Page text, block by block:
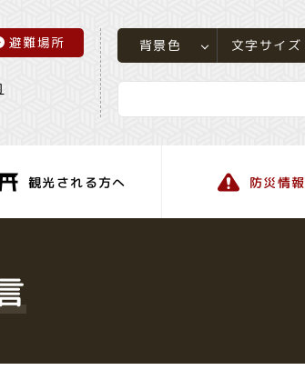
避難場所 背景色 文字サイズ
観光される方へ 防災情報